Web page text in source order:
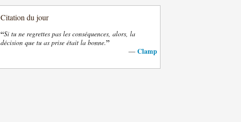
Citation du jour
“Si tu ne regrettes pas les conséquences, alors, la
décision que tu as prise était la bonne.”
— Clamp